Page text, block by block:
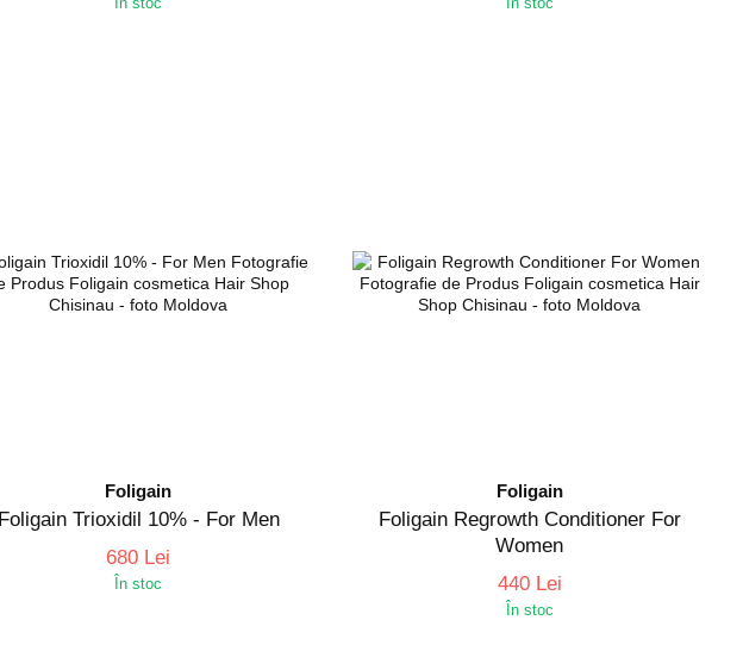
Foligain
Foligain Trioxidil 10% - For Men
680 Lei
În stoc
Foligain
Fоligain Regrowth Conditioner For
Women
440 Lei
În stoc